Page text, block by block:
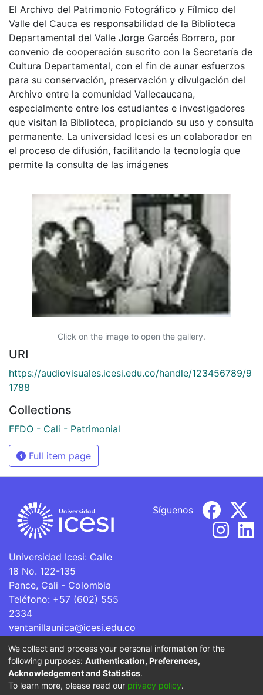
El Archivo del Patrimonio Fotográfico y Fílmico del
Valle del Cauca es responsabilidad de la Biblioteca
Departamental del Valle Jorge Garcés Borrero, por
convenio de cooperación suscrito con la Secretaría de
Cultura Departamental, con el fin de aunar esfuerzos
para su conservación, preservación y divulgación del
Archivo entre la comunidad Vallecaucana,
especialmente entre los estudiantes e investigadores
que visitan la Biblioteca, propiciando su uso y consulta
permanente. La universidad Icesi es un colaborador en
el proceso de difusión, facilitando la tecnología que
permite la consulta de las imágenes
Click on the image to open the gallery.
URI
https://audiovisuales.icesi.edu.co/handle/123456789/9
1788
Collections
FFDO - Cali - Patrimonial
Full item page
Universidad Icesi: Calle
18 No. 122-135
Pance, Cali - Colombia
Teléfono: +57 (602) 555
2334
ventanillaunica@icesi.edu.co
Síguenos
La Universidad Icesi es una Institución de Educación
Superior que se encuentra sujeta a inspección y vigilancia
por parte del Ministerio de Educación Nacional.
We collect and process your personal information for the
following purposes: Authentication, Preferences,
Acknowledgement and Statistics.
To learn more, please read our privacy policy.